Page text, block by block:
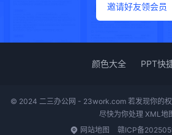
邀请好友领会员
颜色大全 PPT快
© 2024 二三办公网 - 23work.com 若发现你的
尽快为你处理 XML地
网站地图
赣ICP备